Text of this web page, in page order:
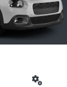
miscellaneous_services